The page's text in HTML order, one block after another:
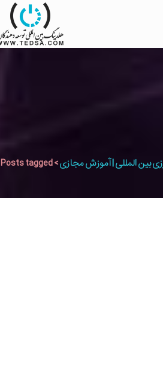
بین المللی | آموزش مجازی>Posts tagged "جورج سوروس"